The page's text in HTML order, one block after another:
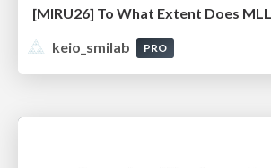
keio_smilab
PRO